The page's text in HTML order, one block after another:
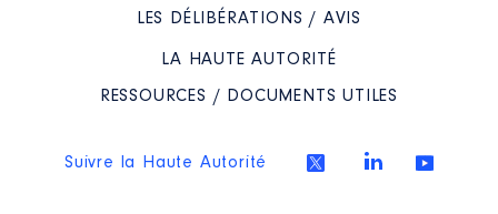
LES DÉLIBÉRATIONS / AVIS
LA HAUTE AUTORITÉ
RESSOURCES / DOCUMENTS UTILES
Suivre la Haute Autorité